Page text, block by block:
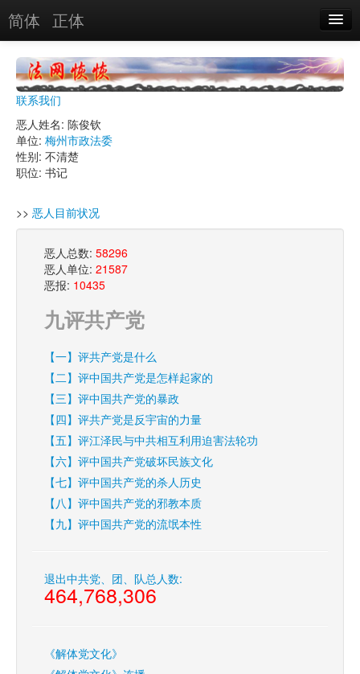
简体 正体
恶报实例
恶人图片
恶人单位
单位图片
搜索
联系我们
恶人姓名: 陈俊钦
单位: 梅州市政法委
性别: 不清楚
职位: 书记
>> 恶人目前状况
恶人总数: 58296
恶人单位: 21587
恶报: 10435
九评共产党
【一】评共产党是什么
【二】评中国共产党是怎样起家的
【三】评中国共产党的暴政
【四】评共产党是反宇宙的力量
【五】评江泽民与中共相互利用迫害法轮功
【六】评中国共产党破坏民族文化
【七】评中国共产党的杀人历史
【八】评中国共产党的邪教本质
【九】评中国共产党的流氓本性
退出中共党、团、队总人数:
464,768,306
《解体党文化》